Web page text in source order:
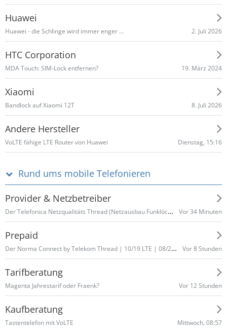
Huawei
Huawei - die Schlinge wird immer enger ... 2. Juli 2026
HTC Corporation
MDA Touch: SIM-Lock entfernen? 19. März 2024
Xiaomi
Bandlock auf Xiaomi 12T 8. Juli 2026
Andere Hersteller
VoLTE fähige LTE Router von Huawei Dienstag, 15:16
Rund ums mobile Telefonieren
Provider & Netzbetreiber
Der Telefonica Netzqualitäts Thread (Netzausbau Funklöcher Netzausfälle Störungen) Vor 34 Minuten
Prepaid
Der Norma Connect by Telekom Thread | 10/19 LTE | 08/23 Volumenerhöhung Vor 8 Stunden
Tarifberatung
Magenta Jahrestarif oder Fraenk? Vor 12 Stunden
Kaufberatung
Tastentelefon mit VoLTE Mittwoch, 08:57